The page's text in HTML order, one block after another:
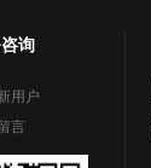
询
用户
言